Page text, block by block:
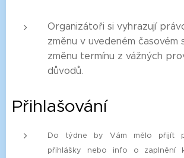
Organizátoři si vyhrazují
změnu v uvedeném časovém
změnu termínu z vážných
důvodů.
Přihlašování
Do týdne by Vám mělo přijít
přihlášky nebo info o zaplnění